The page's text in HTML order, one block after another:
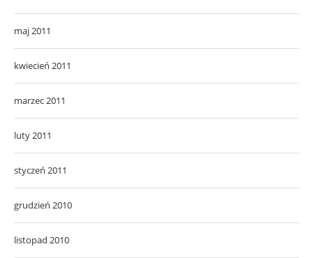
maj 2011
kwiecień 2011
marzec 2011
luty 2011
styczeń 2011
grudzień 2010
listopad 2010